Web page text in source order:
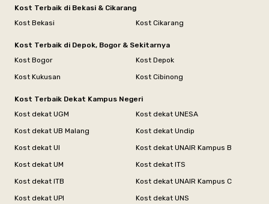
Kost Terbaik di Bekasi & Cikarang
Kost Bekasi
Kost Cikarang
Kost Terbaik di Depok, Bogor & Sekitarnya
Kost Bogor
Kost Depok
Kost Kukusan
Kost Cibinong
Kost Terbaik Dekat Kampus Negeri
Kost dekat UGM
Kost dekat UNESA
Kost dekat UB Malang
Kost dekat Undip
Kost dekat UI
Kost dekat UNAIR Kampus B
Kost dekat UM
Kost dekat ITS
Kost dekat ITB
Kost dekat UNAIR Kampus C
Kost dekat UPI
Kost dekat UNS